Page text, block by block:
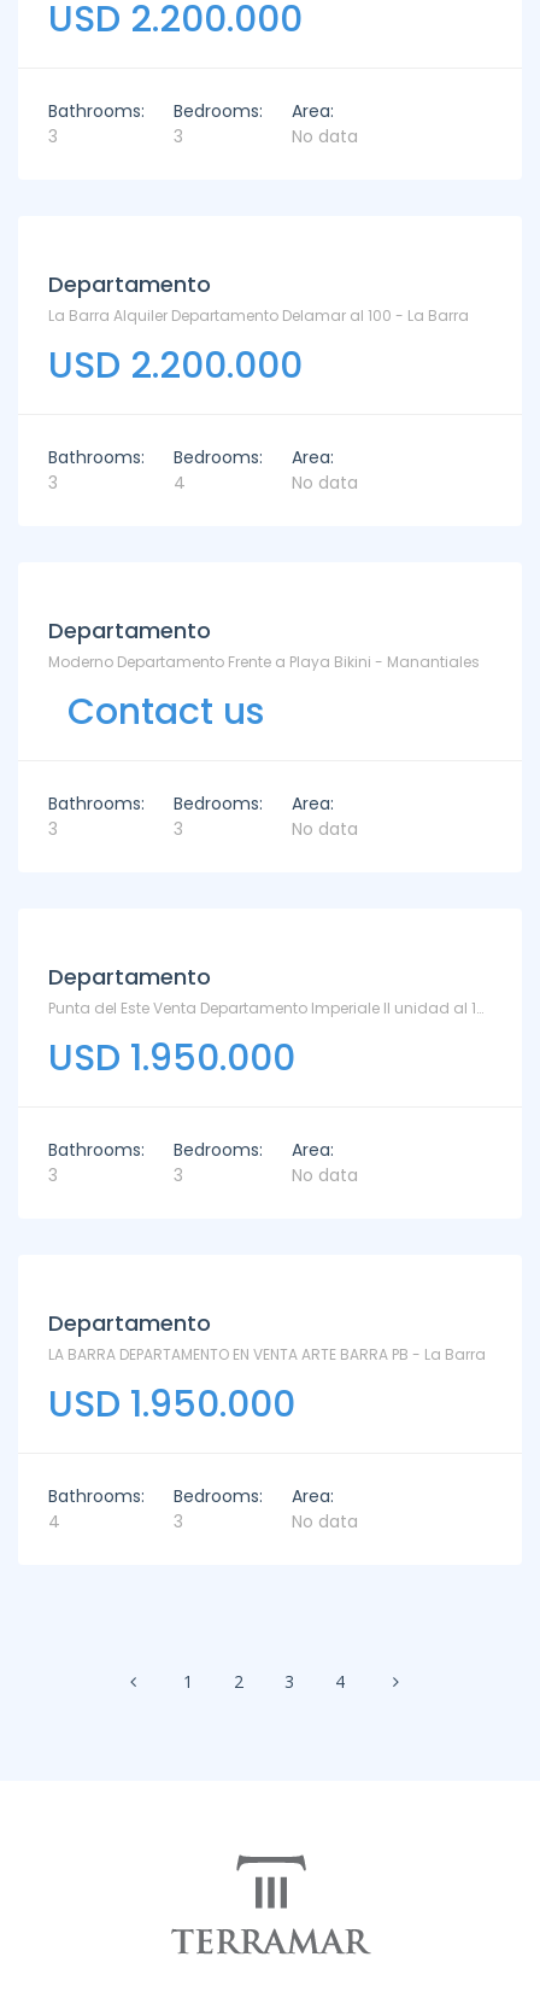
USD 2.200.000
Bathrooms:
3
Bedrooms:
3
Area:
No data
Departamento
La Barra Alquiler Departamento Delamar al 100 - La Barra
USD 2.200.000
Bathrooms:
3
Bedrooms:
4
Area:
No data
Departamento
Moderno Departamento Frente a Playa Bikini - Manantiales
Contact us
Bathrooms:
3
Bedrooms:
3
Area:
No data
Departamento
Punta del Este Venta Departamento Imperiale II unidad al 1601 - Playa Brava
USD 1.950.000
Bathrooms:
3
Bedrooms:
3
Area:
No data
Departamento
LA BARRA DEPARTAMENTO EN VENTA ARTE BARRA PB - La Barra
USD 1.950.000
Bathrooms:
4
Bedrooms:
3
Area:
No data
1 2 3 4